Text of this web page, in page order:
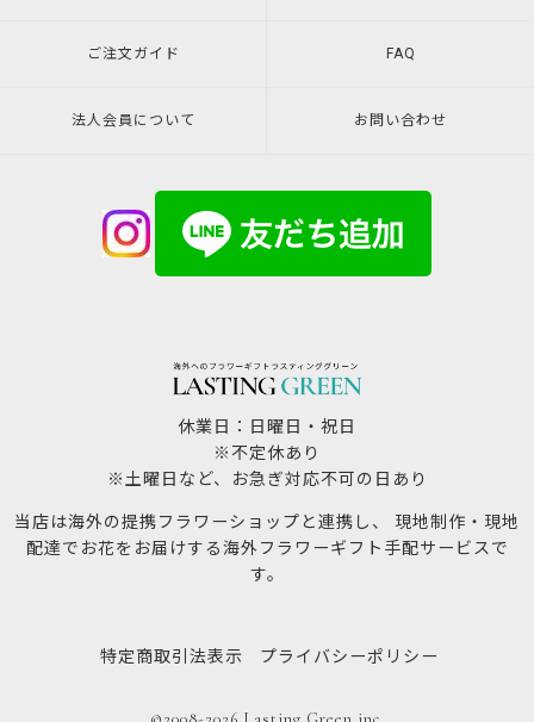
ご注文ガイド FAQ
法人会員について お問い合わせ
休業日：日曜日・祝日
※不定休あり
※土曜日など、お急ぎ対応不可の日あり
当店は海外の提携フラワーショップと連携し、 現地制作・現地
配達でお花をお届けする海外フラワーギフト手配サービスで
す。
特定商取引法表示 プライバシーポリシー